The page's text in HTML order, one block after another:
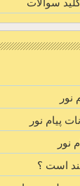
سوالات
نور
پیام نور
نور
است ؟